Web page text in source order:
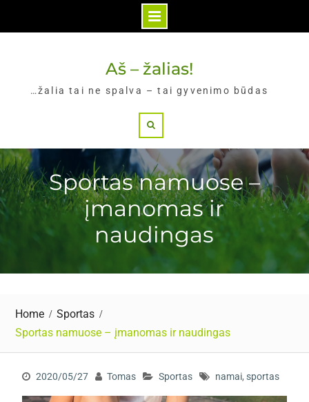
Aš – žalias!
…žalia tai ne spalva – tai gyvenimo būdas
Sportas namuose –
įmanomas ir
naudingas
Home
Sportas
Sportas namuose – įmanomas ir naudingas
2020/05/27 Tomas Sportas namai, sportas